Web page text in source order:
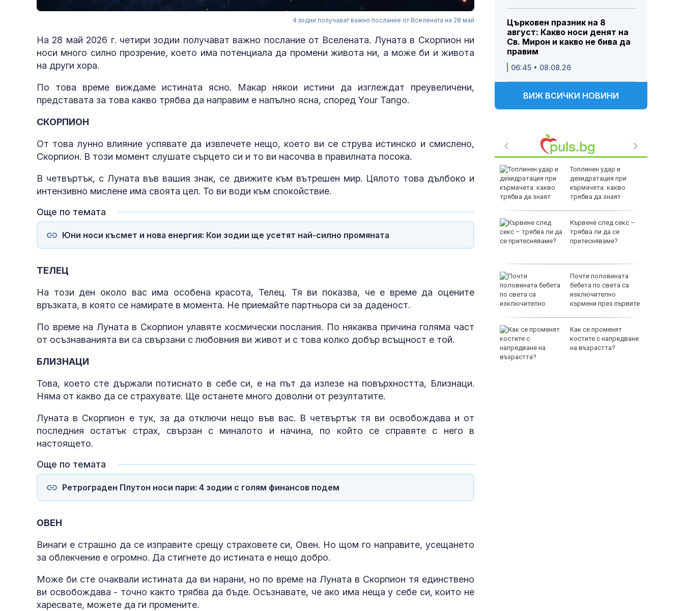
4 зодии получават важно послание от Вселената на 28 май
На 28 май 2026 г. четири зодии получават важно послание от Вселената. Луната в Скорпион ни
носи много силно прозрение, което има потенциала да промени живота ни, а може би и живота
на други хора.
По това време виждаме истината ясно. Макар някои истини да изглеждат преувеличени,
представата за това какво трябва да направим е напълно ясна, според Your Tango.
СКОРПИОН
От това лунно влияние успявате да извлечете нещо, което ви се струва истинско и смислено,
Скорпион. В този момент слушате сърцето си и то ви насочва в правилната посока.
В четвъртък, с Луната във вашия знак, се движите към вътрешен мир. Цялото това дълбоко и
интензивно мислене има своята цел. То ви води към спокойствие.
Още по темата
Юни носи късмет и нова енергия: Кои зодии ще усетят най-силно промяната
ТЕЛЕЦ
На този ден около вас има особена красота, Телец. Тя ви показва, че е време да оцените
връзката, в която се намирате в момента. Не приемайте партньора си за даденост.
По време на Луната в Скорпион улавяте космически послания. По някаква причина голяма част
от осъзнаванията ви са свързани с любовния ви живот и с това колко добър всъщност е той.
БЛИЗНАЦИ
Това, което сте държали потиснато в себе си, е на път да излезе на повърхността, Близнаци.
Няма от какво да се страхувате. Ще останете много доволни от резултатите.
Луната в Скорпион е тук, за да отключи нещо във вас. В четвъртък тя ви освобождава и от
последния остатък страх, свързан с миналото и начина, по който се справяте с него в
настоящето.
Още по темата
Ретрограден Плутон носи пари: 4 зодии с голям финансов подем
ОВЕН
Винаги е страшно да се изправите срещу страховете си, Овен. Но щом го направите, усещането
за облекчение е огромно. Да стигнете до истината е нещо добро.
Може би сте очаквали истината да ви нарани, но по време на Луната в Скорпион тя единствено
ви освобождава - точно както трябва да бъде. Осъзнавате, че ако има неща у себе си, които не
харесвате, можете да ги промените.
Църковен празник на 8
август: Какво носи денят на
Св. Мирон и какво не бива да
правим
06:45 • 08.08.26
ВИЖ ВСИЧКИ НОВИНИ
Германия 70-годишен
Съдът остави в ареста
разпространение на
мъж, у когото
Горещините не
отстъпват, обявен е
Топлинен удар и
дехидратация при
кърмачета: какво
трябва да знаят
Кървене след секс –
трябва ли да се
притесняваме?
Почти половината
бебета по света са
изключително
кърмени през първите
Как се променят
костите с напредване
на възрастта?